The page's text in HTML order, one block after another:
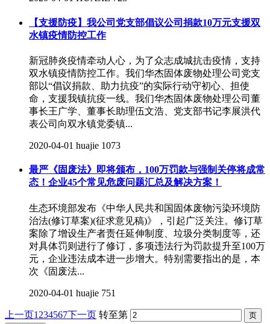
【支援防疫】我公司党支部倡议公司捐款10万元支援双
水镇疫情防控工作
新冠肺炎疫情牵动人心，为了众志成城抗击疫情，支持
双水镇疫情防控工作。我们华杰固体废物处理公司党支
部以“倡议捐款、助力抗疫”的实际行动守初心、担使
命，支援我镇抗疫一线。我们华杰固体废物处理公司董
事长王广学、董事长助理伍文浩、党支部书记李展洪代
表公司向双水镇党委镇...
2020-04-01 huajie 1073
最严《固废法》即将颁布，100万罚款与强制关停将成常
态！企业45个常见危废问题汇总及解决方案！
生态环境部发布《中华人民共和国固体废物污染环境防
治法(修订草案)(征求意见稿)》，引起广泛关注。修订草
案除了增设生产者责任延伸制度、垃圾分类制度等，还
对具体罚则进行了修订，多项违法行为罚款提升至100万
元，企业违法成本进一步增大。特别需要指出的是，本
次《固废法...
2020-04-01 huajie 751
上一页1 234567下一页 转至第